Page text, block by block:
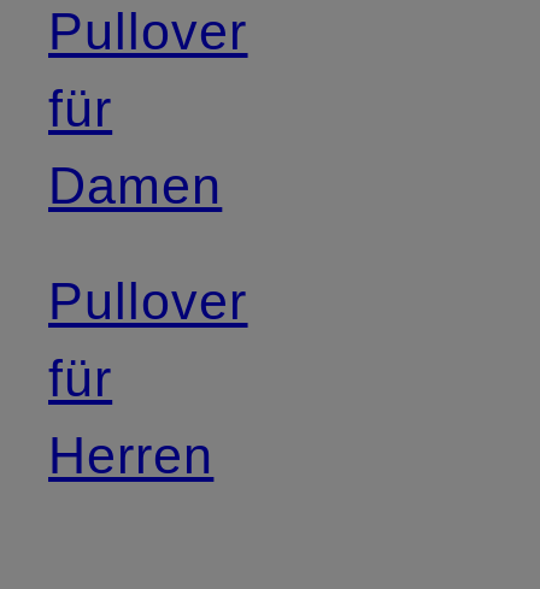
Pullover
für
Damen
Pullover
für
Herren